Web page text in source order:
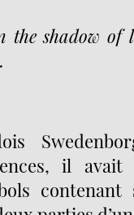
shadow of
il avait
contenant